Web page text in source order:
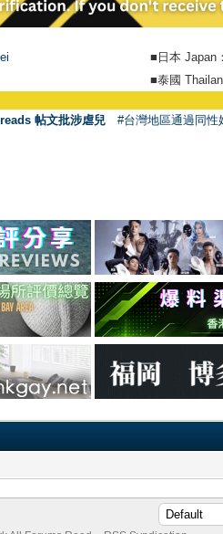
■日本 Japan：
■泰國
帖文批涉虐兒 #台灣地區通過同性